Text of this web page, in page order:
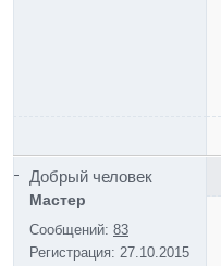
Добрый человек
Мастер
Сообщений: 83
Регистрация: 27.10.2015